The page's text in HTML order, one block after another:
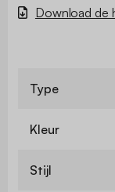
Download de
Type
Kleur
Stijl